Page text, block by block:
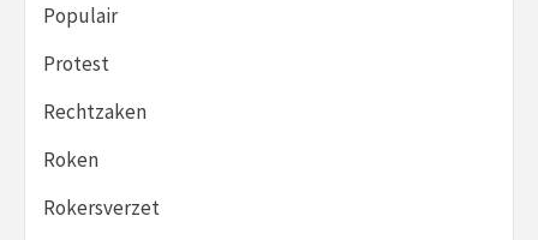
Populair
Protest
Rechtzaken
Roken
Rokersverzet